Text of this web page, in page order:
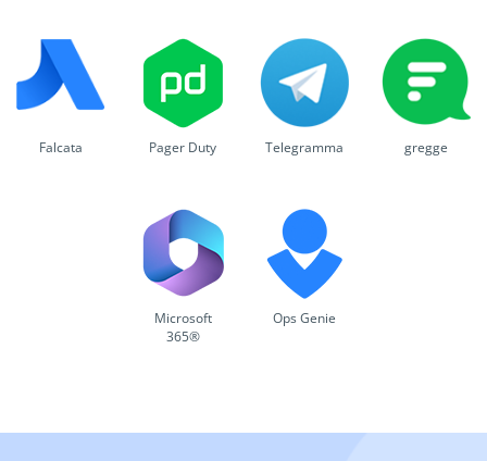
Falcata Pager Duty Telegramma gregge
Microsoft
365®
Ops Genie